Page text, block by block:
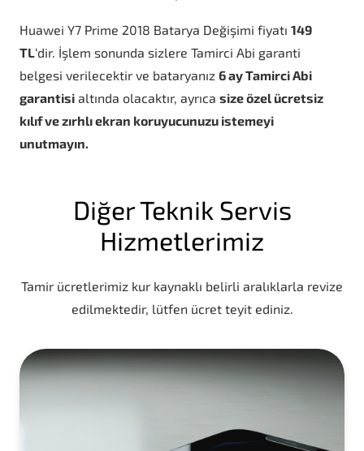
Huawei Y7 Prime 2018 Batarya Değişimi fiyatı 149
TL‘dir. İşlem sonunda sizlere Tamirci Abi garanti
belgesi verilecektir ve bataryanız 6 ay Tamirci Abi
garantisi altında olacaktır, ayrıca size özel ücretsiz
kılıf ve zırhlı ekran koruyucunuzu istemeyi
unutmayın.
Diğer Teknik Servis
Hizmetlerimiz
Tamir ücretlerimiz kur kaynaklı belirli aralıklarla revize
edilmektedir, lütfen ücret teyit ediniz.